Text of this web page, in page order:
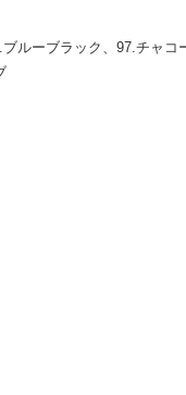
ルーブラック、97.チャコ